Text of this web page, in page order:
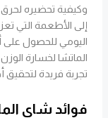
وكيفية تحضيره لحرق
إلى الأطعمة التي
اليومي للحصول
الماتشا لخسارة
تجربة فريدة
فوائد شاي